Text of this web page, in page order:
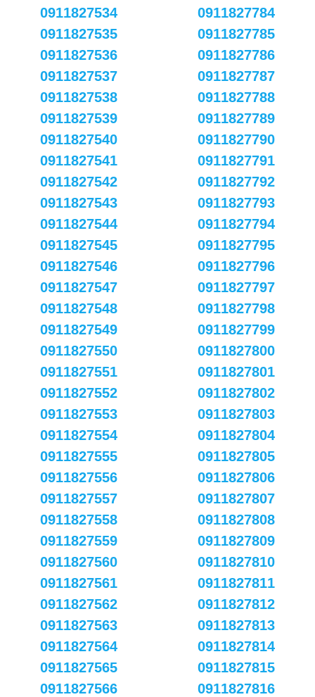
0911827534
0911827535
0911827536
0911827537
0911827538
0911827539
0911827540
0911827541
0911827542
0911827543
0911827544
0911827545
0911827546
0911827547
0911827548
0911827549
0911827550
0911827551
0911827552
0911827553
0911827554
0911827555
0911827556
0911827557
0911827558
0911827559
0911827560
0911827561
0911827562
0911827563
0911827564
0911827565
0911827566
0911827784
0911827785
0911827786
0911827787
0911827788
0911827789
0911827790
0911827791
0911827792
0911827793
0911827794
0911827795
0911827796
0911827797
0911827798
0911827799
0911827800
0911827801
0911827802
0911827803
0911827804
0911827805
0911827806
0911827807
0911827808
0911827809
0911827810
0911827811
0911827812
0911827813
0911827814
0911827815
0911827816